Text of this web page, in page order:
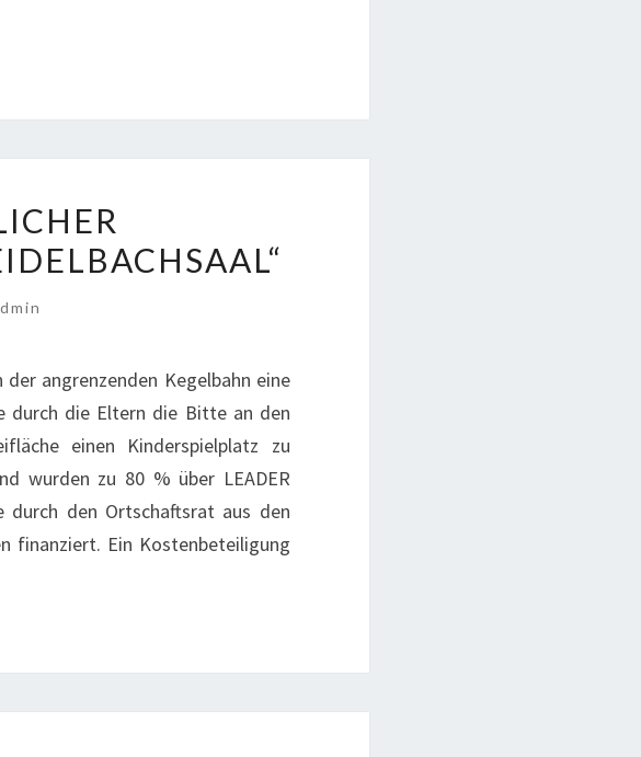
angrenzenden Kegelbahn eine
durch die Eltern die Bitte an den
einen Kinderspielplatz zu
wurden zu 80 % über LEADER
durch den Ortschaftsrat aus den
finanziert. Ein Kostenbeteiligung